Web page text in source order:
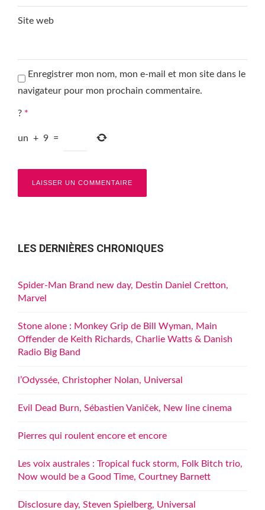
Site web
Enregistrer mon nom, mon e-mail et mon site dans le
navigateur pour mon prochain commentaire.
? *
un + 9 =
LES DERNIÈRES CHRONIQUES
Spider-Man Brand new day, Destin Daniel Cretton,
Marvel
Stone alone : Monkey Grip de Bill Wyman, Main
Offender de Keith Richards, Charlie Watts & Danish
Radio Big Band
l’Odyssée, Christopher Nolan, Universal
Evil Dead Burn, Sébastien Vaniček, New line cinema
Pierres qui roulent encore et encore
Les voix australes : Tropical fuck storm, Folk Bitch trio,
Now would be a Good Time, Courtney Barnett
Disclosure day, Steven Spielberg, Universal